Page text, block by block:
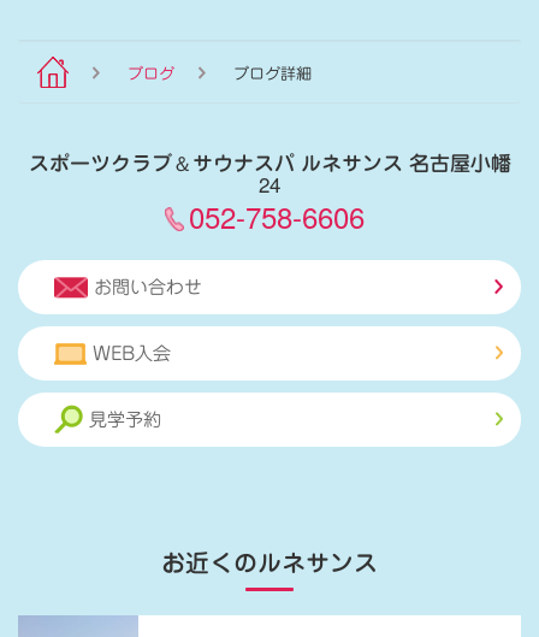
ブログ ブログ詳細
スポーツクラブ＆サウナスパ ルネサンス 名古屋小幡
24
052-758-6606
お問い合わせ
WEB入会
見学予約
お近くのルネサンス